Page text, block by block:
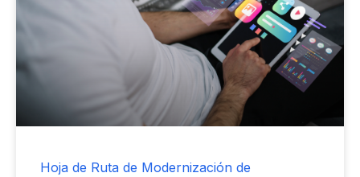
Hoja de Ruta de Modernización de